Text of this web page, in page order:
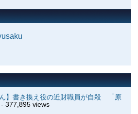
ん】書き換え役の近財職員が自殺 「原
- 377,895 views